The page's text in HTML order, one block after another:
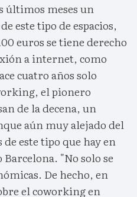
últimos meses un
este tipo de espacios,
euros se tiene derecho
a internet, como
cuatro años solo
el pionero
de la decena, un
aún muy alejado del
este tipo que hay en
"No solo se
De hecho, en
el coworking en